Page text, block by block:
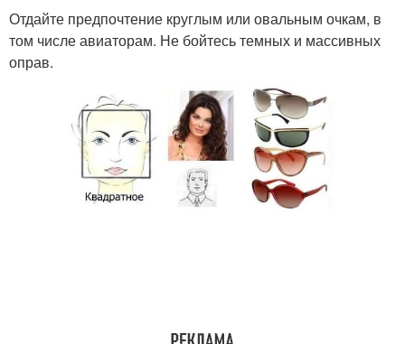
Отдайте предпочтение круглым или овальным очкам, в
том числе авиаторам. Не бойтесь темных и массивных
оправ.